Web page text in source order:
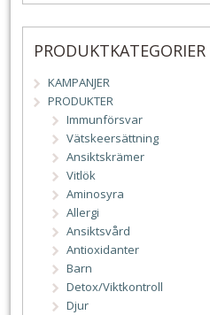
PRODUKTKATEGORIER
KAMPANJER
PRODUKTER
Immunförsvar
Vätskeersättning
Ansiktskrämer
Vitlök
Aminosyra
Allergi
Ansiktsvård
Antioxidanter
Barn
Detox/Viktkontroll
Djur